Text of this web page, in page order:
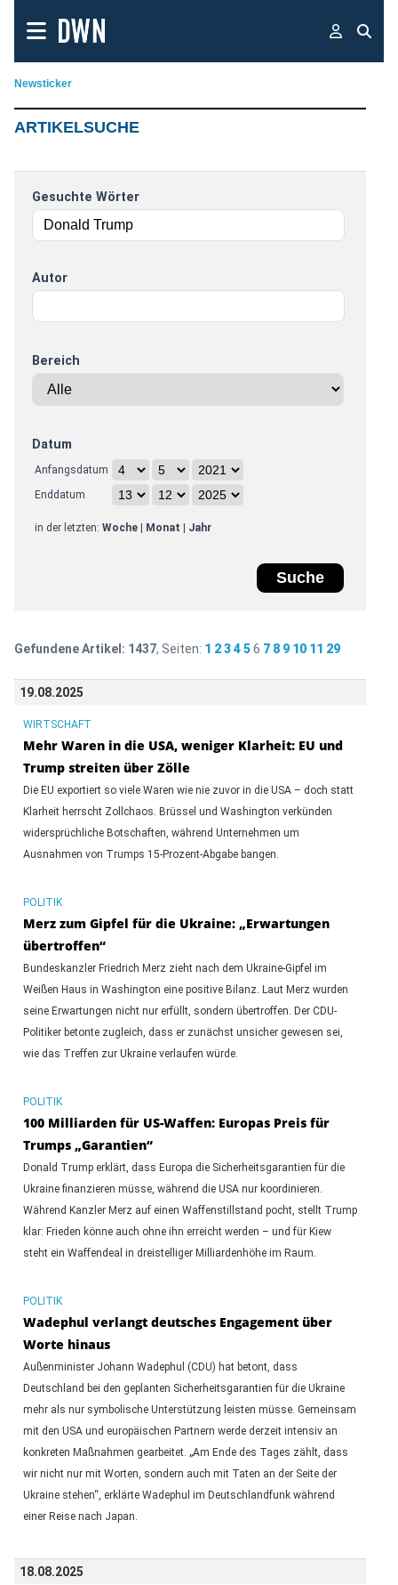
Newsticker
ARTIKELSUCHE
Gesuchte Wörter
Autor
Bereich
Datum
Anfangsdatum
Enddatum
in der letzten: Woche| Monat Jahr
Gefundene Artikel: 1437, Seiten: 1 2 3 4 5 6 7 8 9 10 11 29
19.08.2025
WIRTSCHAFT
Mehr Waren in die USA, weniger Klarheit: EU und
Trump streiten über Zölle
Die EU exportiert so viele Waren wie nie zuvor in die USA – doch statt
Klarheit herrscht Zollchaos. Brüssel und Washington verkünden
widersprüchliche Botschaften, während Unternehmen um
Ausnahmen von Trumps 15-Prozent-Abgabe bangen.
POLITIK
Merz zum Gipfel für die Ukraine: „Erwartungen
übertroffen“
Bundeskanzler Friedrich Merz zieht nach dem Ukraine-Gipfel im
Weißen Haus in Washington eine positive Bilanz. Laut Merz wurden
seine Erwartungen nicht nur erfüllt, sondern übertroffen. Der CDU-
Politiker betonte zugleich, dass er zunächst unsicher gewesen sei,
wie das Treffen zur Ukraine verlaufen würde.
POLITIK
100 Milliarden für US-Waffen: Europas Preis für
Trumps „Garantien“
Donald Trump erklärt, dass Europa die Sicherheitsgarantien für die
Ukraine finanzieren müsse, während die USA nur koordinieren.
Während Kanzler Merz auf einen Waffenstillstand pocht, stellt Trump
klar: Frieden könne auch ohne ihn erreicht werden – und für Kiew
steht ein Waffendeal in dreistelliger Milliardenhöhe im Raum.
POLITIK
Wadephul verlangt deutsches Engagement über
Worte hinaus
Außenminister Johann Wadephul (CDU) hat betont, dass
Deutschland bei den geplanten Sicherheitsgarantien für die Ukraine
mehr als nur symbolische Unterstützung leisten müsse. Gemeinsam
mit den USA und europäischen Partnern werde derzeit intensiv an
konkreten Maßnahmen gearbeitet. „Am Ende des Tages zählt, dass
wir nicht nur mit Worten, sondern auch mit Taten an der Seite der
Ukraine stehen“, erklärte Wadephul im Deutschlandfunk während
einer Reise nach Japan.
18.08.2025